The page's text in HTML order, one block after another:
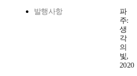
발행사항
파
주:
생
각
의
빛,
2020